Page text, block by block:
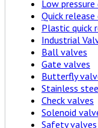
Low
Quick
Plastic quick
Industrial
Ball valves
Gate valves
Butterfly
Stainless
Check valves
Solenoid
Safety valves